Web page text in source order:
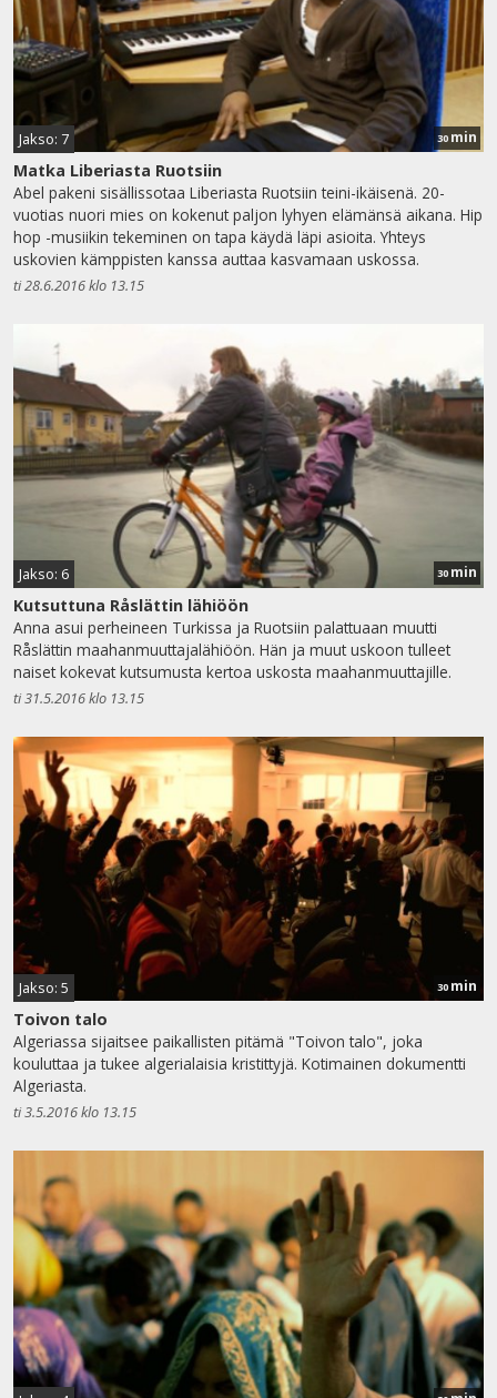
Jakso: 7 30 min
Matka Liberiasta Ruotsiin
Abel pakeni sisällissotaa Liberiasta Ruotsiin teini-ikäisenä. 20-
vuotias nuori mies on kokenut paljon lyhyen elämänsä aikana. Hip
hop -musiikin tekeminen on tapa käydä läpi asioita. Yhteys
uskovien kämppisten kanssa auttaa kasvamaan uskossa.
ti 28.6.2016 klo 13.15
Jakso: 6 30 min
Kutsuttuna Råslättin lähiöön
Anna asui perheineen Turkissa ja Ruotsiin palattuaan muutti
Råslättin maahanmuuttajalähiöön. Hän ja muut uskoon tulleet
naiset kokevat kutsumusta kertoa uskosta maahanmuuttajille.
ti 31.5.2016 klo 13.15
Jakso: 5 30 min
Toivon talo
Algeriassa sijaitsee paikallisten pitämä "Toivon talo", joka
kouluttaa ja tukee algerialaisia kristittyjä. Kotimainen dokumentti
Algeriasta.
ti 3.5.2016 klo 13.15